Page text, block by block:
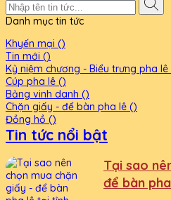
Danh mục tin tức
Khyến mại ()
Tin mới ()
Kỷ niệm chương - Biểu trưng pha lê
Cúp pha lê ()
Bảng vinh danh ()
Chặn giấy - để bàn pha lê ()
Đồng hồ ()
Tin tức nổi bật
Tại sao
để bàn